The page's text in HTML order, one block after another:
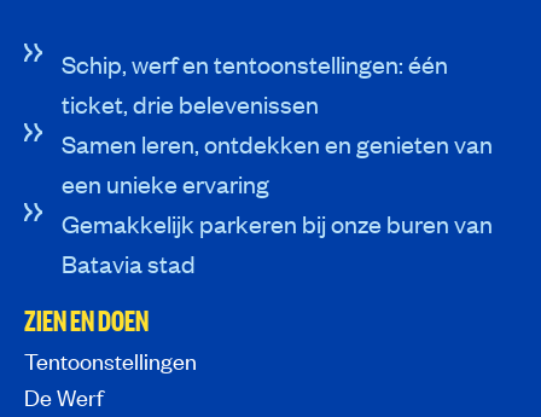
Schip, werf en tentoonstellingen: één
ticket, drie belevenissen
Samen leren, ontdekken en genieten van
een unieke ervaring
Gemakkelijk parkeren bij onze buren van
Batavia stad
ZIEN EN DOEN
Tentoonstellingen
De Werf